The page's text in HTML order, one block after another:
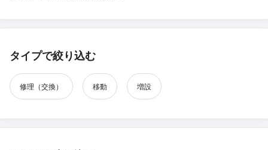
タイプで絞り込む
修理（交換） 移動 増設